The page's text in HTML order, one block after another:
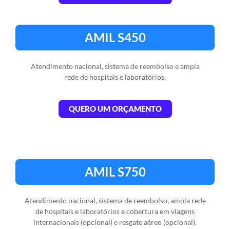
AMIL S450​
Atendimento nacional, sistema de reembolso e ampla
rede de hospitais e laboratórios.​
QUERO UM ORÇAMENTO
AMIL S750​
Atendimento nacional, sistema de reembolso, ampla rede
de hospitais e laboratórios e cobertura em viagens
internacionais (opcional) e resgate aéreo (opcional).